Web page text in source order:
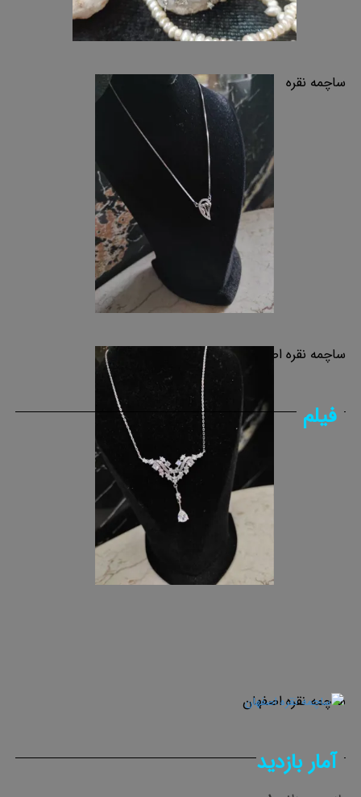
ساچمه نقره
ساچمه نقره اصفهان
فیلم
ساچمه نقره اصفهان
آمار بازدید